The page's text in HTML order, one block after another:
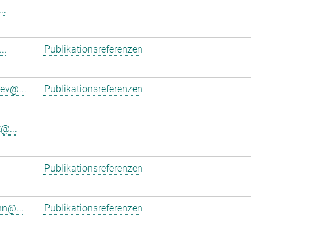
Publikationsreferenzen
Publikationsreferenzen
Publikationsreferenzen
Publikationsreferenzen